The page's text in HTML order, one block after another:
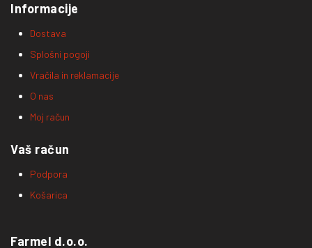
Informacije
Dostava
Splošni pogoji
Vračila in reklamacije
O nas
Moj račun
Vaš račun
Podpora
Košarica
Farmel d.o.o.